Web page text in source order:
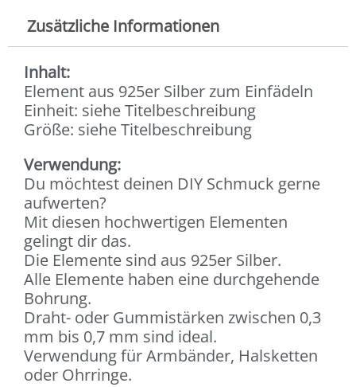
Zusätzliche Informationen
Inhalt:
Element aus 925er Silber zum Einfädeln
Einheit: siehe Titelbeschreibung
Größe: siehe Titelbeschreibung
Verwendung:
Du möchtest deinen DIY Schmuck gerne
aufwerten?
Mit diesen hochwertigen Elementen
gelingt dir das.
Die Elemente sind aus 925er Silber.
Alle Elemente haben eine durchgehende
Bohrung.
Draht- oder Gummistärken zwischen 0,3
mm bis 0,7 mm sind ideal.
Verwendung für Armbänder, Halsketten
oder Ohrringe.